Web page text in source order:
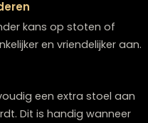
graag met u mee.